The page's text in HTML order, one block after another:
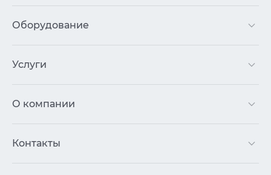
Оборудование
Услуги
О компании
Контакты